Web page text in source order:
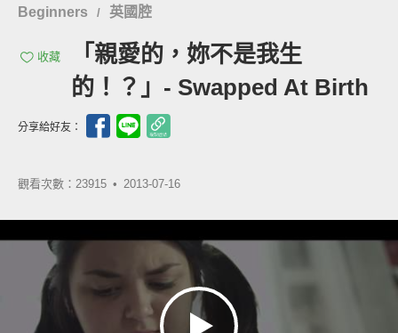
Beginners
/ 英國腔
收藏
「親愛的，妳不是我生
的！？」- Swapped At Birth
分享給好友：
觀看次數：23915 • 2013-07-16